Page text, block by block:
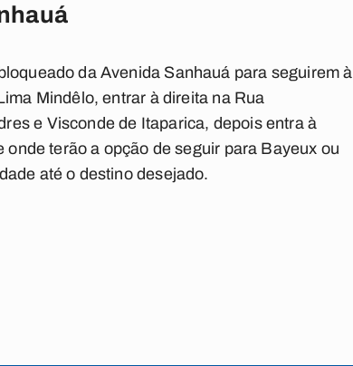
da Avenida Sanhauá para seguirem à
Mindêlo, entrar à direita na Rua
e Visconde de Itaparica, depois entra à
terão a opção de seguir para Bayeux ou
até o destino desejado.